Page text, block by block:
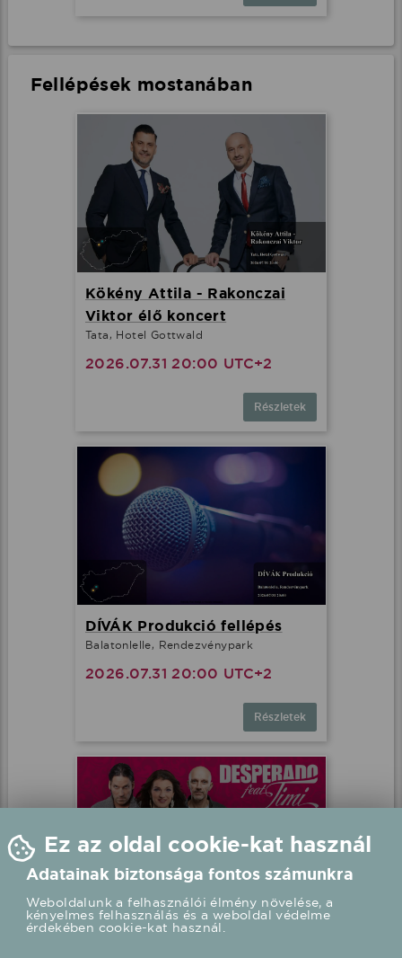
Fellépések mostanában
Kökény Attila - Rakonczai
Viktor élő koncert
Tata, Hotel Gottwald
2026.07.31 20:00 UTC+2
Részletek
DÍVÁK Produkció fellépés
Balatonlelle, Rendezvénypark
2026.07.31 20:00 UTC+2
Részletek
Desperado feat. Timi fellépés
Ez az oldal cookie-kat használ
Adatainak biztonsága fontos számunkra
Weboldalunk a felhasználói élmény növelése, a
kényelmes felhasználás és a weboldal védelme
érdekében cookie-kat használ.